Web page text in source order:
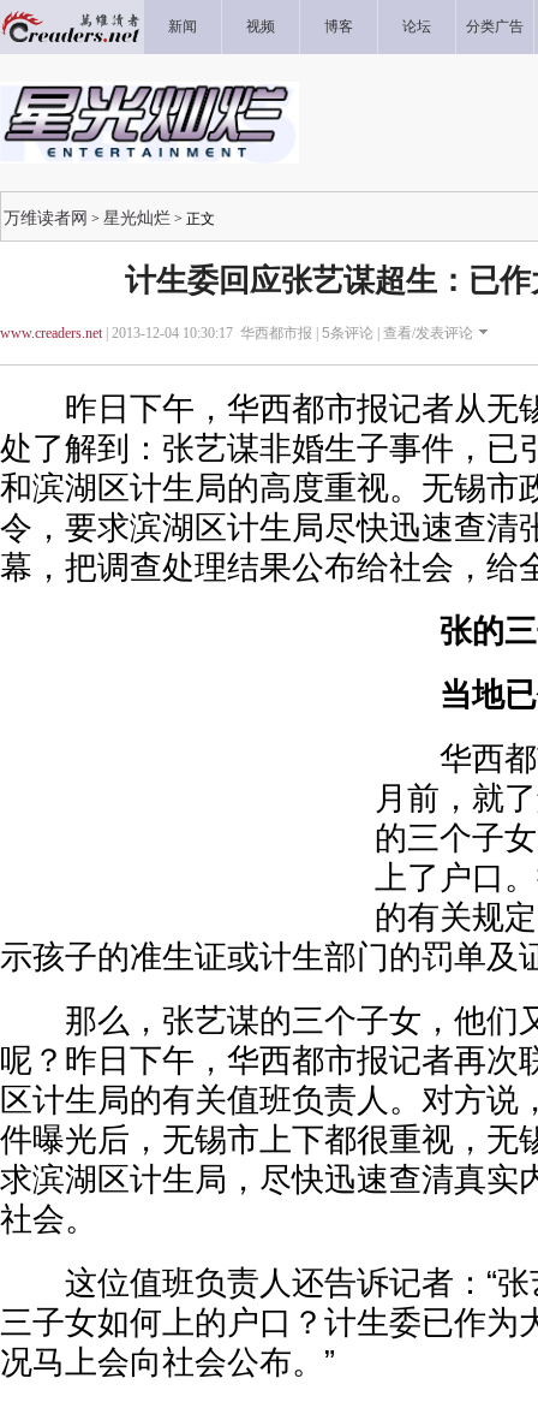
新闻 视频 博客 论坛 分类广告
万维读者网 > 星光灿烂 > 正文
计生委回应张艺谋超生：已
www.creaders.net| 2013-12-04 10:30:17 华西都市报 | 5条评论 | 查看/发表评论
昨日下午，华西都市报记者从无
处了解到：张艺谋非婚生子事件，已
和滨湖区计生局的高度重视。无锡市
令，要求滨湖区计生局尽快迅速查清
幕，把调查处理结果公布给社会，给
张的三
当地已
华西都
月前，就
的三个子
上了户口
的有关规
示孩子的准生证或计生部门的罚单及
那么，张艺谋的三个子女，他们
呢？昨日下午，华西都市报记者再次
区计生局的有关值班负责人。对方说
件曝光后，无锡市上下都很重视，无
求滨湖区计生局，尽快迅速查清真实
社会。
这位值班负责人还告诉记者：“张
三子女如何上的户口？计生委已作为
况马上会向社会公布。”